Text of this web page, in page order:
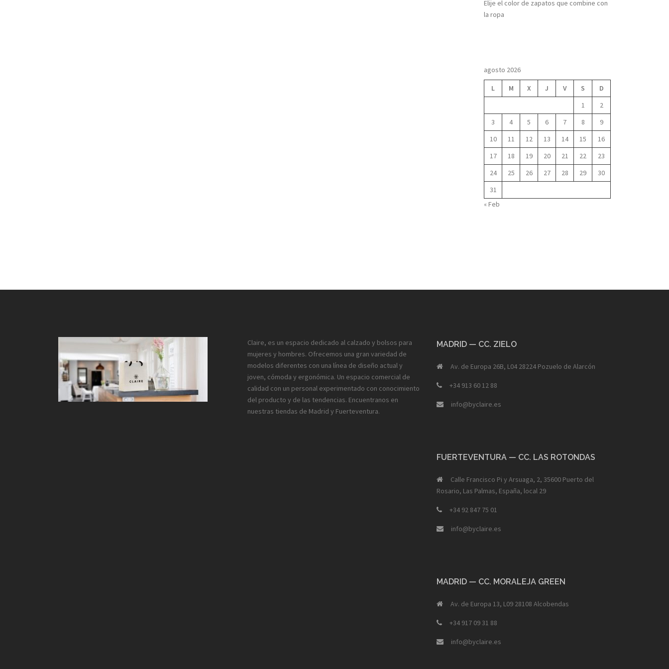
Elije el color de zapatos que combine con
la ropa
agosto 2026
L M X J V S
D
1
2
3
4 5 6 7 8
9
10
11 12 13 14 15
16
17
18 19 20 21 22
23
24
25 26 27 28 29
30
31
« Feb
Claire, es un espacio dedicado al calzado y bolsos para
mujeres y hombres. Ofrecemos una gran variedad de
modelos diferentes con una línea de diseño actual y
joven, cómoda y ergonómica. Un espacio comercial de
calidad con un personal experimentado con conocimiento
del producto y de las tendencias. Encuentranos en
nuestras tiendas de Madrid y Fuerteventura.
MADRID — CC. ZIELO
Av. de Europa 26B, L04 28224 Pozuelo de Alarcón
+34 913 60 12 88
info@byclaire.es
FUERTEVENTURA — CC. LAS ROTONDAS
Calle Francisco Pi y Arsuaga, 2, 35600 Puerto del
Rosario, Las Palmas, España, local 29
+34 92 847 75 01
info@byclaire.es
MADRID — CC. MORALEJA GREEN
Av. de Europa 13, L09 28108 Alcobendas
+34 917 09 31 88
info@byclaire.es